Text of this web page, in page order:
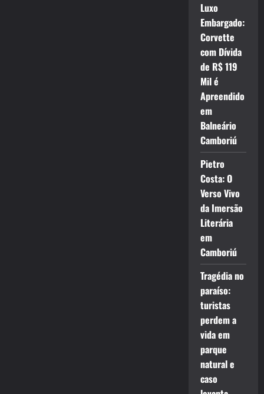
Luxo
Embargado:
Corvette
com Dívida
de R$ 119
Mil é
Apreendido
em
Balneário
Camboriú
Pietro
Costa: O
Verso Vivo
da Imersão
Literária
em
Camboriú
Tragédia no
paraíso:
turistas
perdem a
vida em
parque
natural e
caso